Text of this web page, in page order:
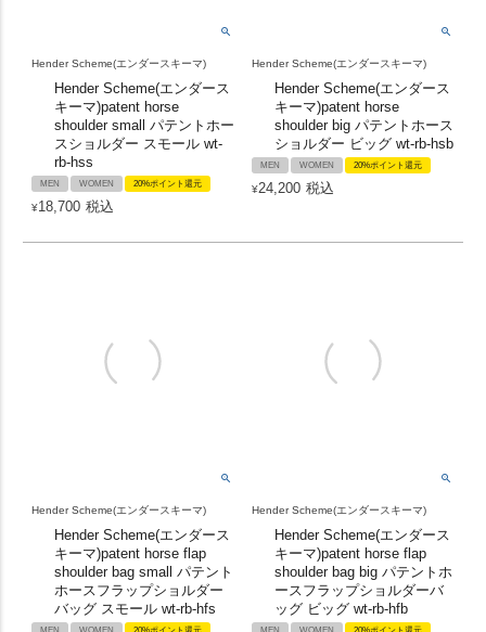
Hender Scheme(エンダースキーマ)
Hender Scheme(エンダース
キーマ)patent horse
shoulder small パテントホー
スショルダー スモール wt-
rb-hss
MEN WOMEN 20%ポイント還元
¥18,700 税込
Hender Scheme(エンダースキーマ)
Hender Scheme(エンダース
キーマ)patent horse
shoulder big パテントホース
ショルダー ビッグ wt-rb-hsb
MEN WOMEN 20%ポイント還元
¥24,200 税込
Hender Scheme(エンダースキーマ)
Hender Scheme(エンダース
キーマ)patent horse flap
shoulder bag small パテント
ホースフラップショルダー
バッグ スモール wt-rb-hfs
Hender Scheme(エンダースキーマ)
Hender Scheme(エンダース
キーマ)patent horse flap
shoulder bag big パテントホ
ースフラップショルダーバ
ッグ ビッグ wt-rb-hfb